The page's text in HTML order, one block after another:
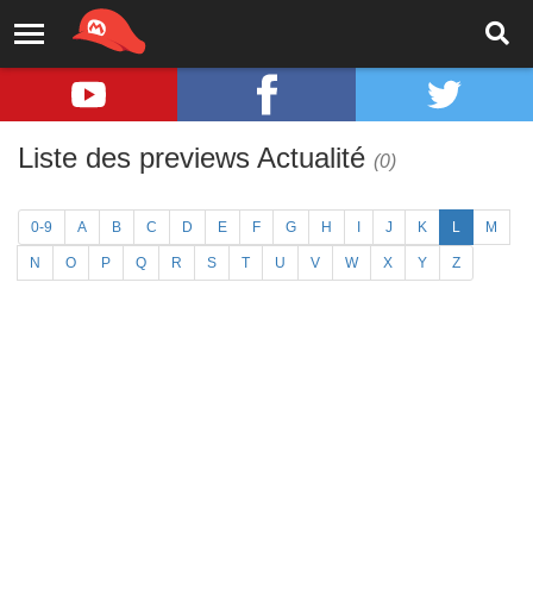
Liste des previews Actualité (0)
0-9 A B C D E F G H J K L M
N O P Q R S T U V W X Y Z